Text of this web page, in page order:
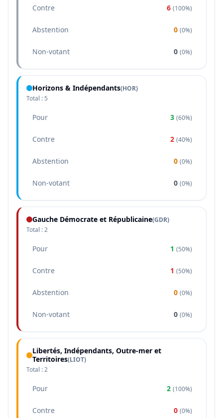
Contre 6 (100%)
Abstention 0 (0%)
Non-votant 0 (0%)
Horizons & Indépendants(HOR)
Total : 5
Pour 3 (60%)
Contre 2 (40%)
Abstention 0 (0%)
Non-votant 0 (0%)
Gauche Démocrate et Républicaine(GDR)
Total :2
Pour 1 (50%)
Contre 1 (50%)
Abstention 0 (0%)
Non-votant 0 (0%)
Libertés, Indépendants, Outre-mer et
Territoires(LIOT)
Total :2
Pour 2 (100%)
Contre 0 (0%)